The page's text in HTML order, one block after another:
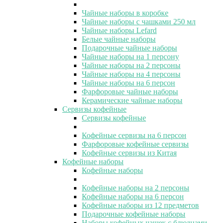
Чайные наборы в коробке
Чайные наборы с чашками 250 мл
Чайные наборы Lefard
Белые чайные наборы
Подарочные чайные наборы
Чайные наборы на 1 персону
Чайные наборы на 2 персоны
Чайные наборы на 4 персоны
Чайные наборы на 6 персон
Фарфоровые чайные наборы
Керамические чайные наборы
Сервизы кофейные
Сервизы кофейные
Кофейные сервизы на 6 персон
Фарфоровые кофейные сервизы
Кофейные сервизы из Китая
Кофейные наборы
Кофейные наборы
Кофейные наборы на 2 персоны
Кофейные наборы на 6 персон
Кофейные наборы из 12 предметов
Подарочные кофейные наборы